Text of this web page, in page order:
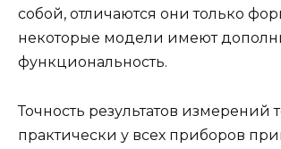
собой, отличаются они только
некоторые модели имеют
функциональность.
Точность результатов измерений
практически у всех приборов